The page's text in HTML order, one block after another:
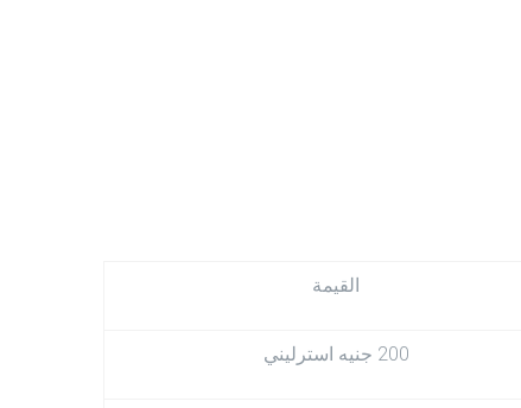
القيمة
200 جنيه استرليني